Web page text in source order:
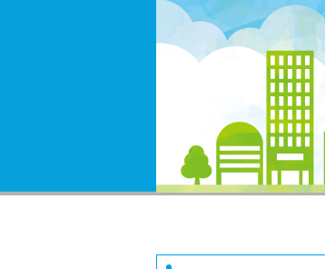
土地活用とは？
借家教室
高齢者施設の土地
活用
障がい者住宅で土
地活用
よくある質問